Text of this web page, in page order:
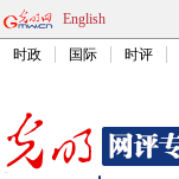
English
时政 国际 时评